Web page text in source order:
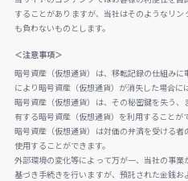
することがありますが、当社はそのようなリ
も負わないものとします。
＜注意事項＞
暗号資産（仮想通貨）は、移転記録の仕組み
により暗号資産（仮想通貨）が消失した場合に
暗号資産（仮想通貨）は、その秘密鍵を失う
有する暗号資産（仮想通貨）を利用することが
暗号資産（仮想通貨）は対価の弁済を受ける
使用することができます。
外部環境の変化等によって万が一、当社の事
基づき手続きを行いますが、預託された金銭